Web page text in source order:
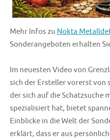
Mehr Infos zu Nokta
Sonderangeboten erhalten
Im neuesten Video von
sich der Ersteller vorerst von
der sich auf die Schatzsuche
spezialisiert hat, bietet
Einblicke in die Welt der
erklärt, dass er aus